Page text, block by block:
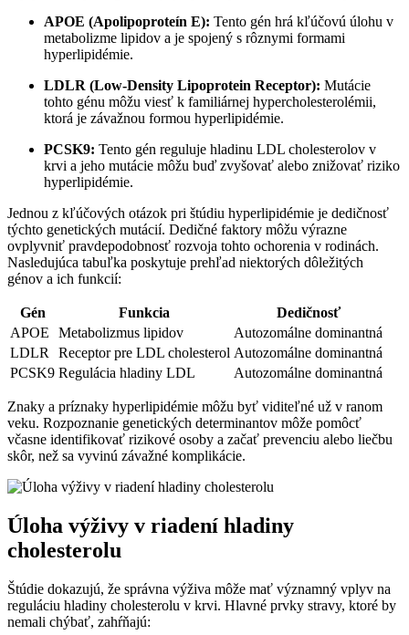
APOE (Apolipoproteín E): Tento gén hrá kľúčovú úlohu v
metabolizme lipidov a je spojený s rôznymi formami
hyperlipidémie.
LDLR (Low-Density Lipoprotein Receptor): Mutácie
tohto génu môžu viesť k familiárnej hypercholesterolémii,
ktorá je závažnou formou hyperlipidémie.
PCSK9: Tento gén reguluje hladinu LDL cholesterolov v
krvi a jeho mutácie môžu buď zvyšovať alebo znižovať riziko
hyperlipidémie.
Jednou z kľúčových otázok pri štúdiu hyperlipidémie je dedičnosť
týchto genetických mutácií. Dedičné faktory môžu výrazne
ovplyvniť pravdepodobnosť rozvoja tohto ochorenia v rodinách.
Nasledujúca tabuľka poskytuje prehľad niektorých dôležitých
génov a ich funkcií:
Gén Funkcia
Dedičnosť
APOE
Metabolizmus lipidov
Autozomálne dominantná
LDLR
Receptor pre LDL cholesterol Autozomálne dominantná
PCSK9 Regulácia hladiny LDL Autozomálne dominantná
Znaky a príznaky hyperlipidémie môžu byť viditeľné už v ranom
veku. Rozpoznanie genetických determinantov môže pomôcť
včasne identifikovať rizikové osoby a začať prevenciu alebo liečbu
skôr, než sa vyvinú závažné komplikácie.
Úloha výživy v riadení hladiny
cholesterolu
Štúdie dokazujú, že správna výživa môže mať významný vplyv na
reguláciu hladiny cholesterolu v krvi. Hlavné prvky stravy, ktoré by
nemali chýbať, zahŕňajú: